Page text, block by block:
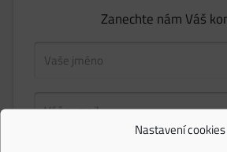
Nastavení cookies
Zanechte nám Váš